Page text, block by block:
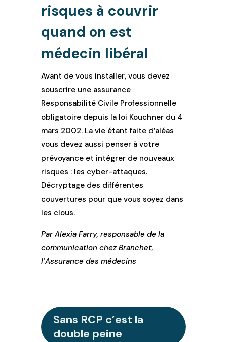
risques à couvrir
quand on est
médecin libéral
Avant de vous installer, vous devez
souscrire une assurance
Responsabilité Civile Professionnelle
obligatoire depuis la loi Kouchner du 4
mars 2002. La vie étant faite d’aléas
vous devez aussi penser à votre
prévoyance et intégrer de nouveaux
risques : les cyber-attaques.
Décryptage des différentes
couvertures pour que vous soyez dans
les clous.
Par Alexia Farry, responsable de la
communication chez Branchet,
l’Assurance des médecins
Sans RCP c’est la
double peine